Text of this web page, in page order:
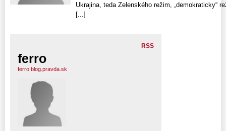
Ukrajina, teda Zelenského režim, „demokraticky“
[...]
RSS
ferro
ferro.blog.pravda.sk